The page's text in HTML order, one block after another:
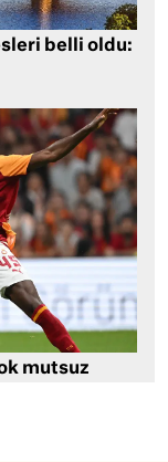
belli oldu:
mutsuz